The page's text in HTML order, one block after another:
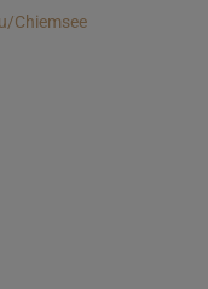
Chiemsee